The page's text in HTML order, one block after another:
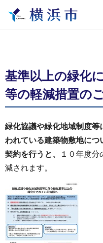
基準以上の緑化
等の軽減措置の
緑化協議や緑化地域制度
われている建築物敷地につ
契約を行うと、
１０年度
減されます。